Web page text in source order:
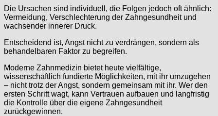
Die Ursachen sind individuell, die Folgen jedoch oft ähnlich:
Vermeidung, Verschlechterung der Zahngesundheit und
wachsender innerer Druck.
Entscheidend ist, Angst nicht zu verdrängen, sondern als
behandelbaren Faktor zu begreifen.
Moderne Zahnmedizin bietet heute vielfältige,
wissenschaftlich fundierte Möglichkeiten, mit ihr umzugehen
– nicht trotz der Angst, sondern gemeinsam mit ihr. Wer den
ersten Schritt wagt, kann Vertrauen aufbauen und langfristig
die Kontrolle über die eigene Zahngesundheit
zurückgewinnen.